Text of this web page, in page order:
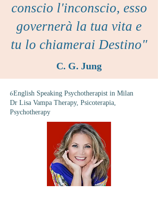
conscio l'inconscio, esso
governerà la tua vita e
tu lo chiamerai Destino"
C. G. Jung
6English Speaking Psychotherapist in Milan
Dr Lisa Vampa Therapy, Psicoterapia,
Psychotherapy